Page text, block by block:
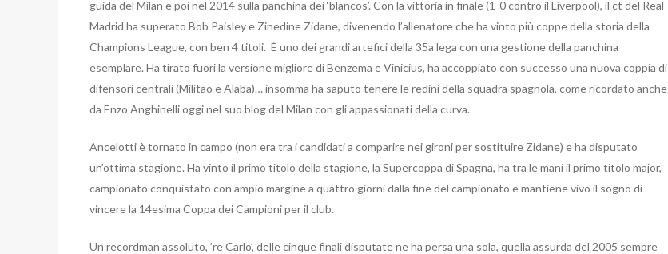
guida del Milan e poi nel 2014 sulla panchina dei ‘blancos’. Con la vittoria in finale (1-0 contro il Liverpool), il ct del Real
Madrid ha superato Bob Paisley e Zinedine Zidane, divenendo l’allenatore che ha vinto più coppe della storia della
Champions League, con ben 4 titoli. È uno dei grandi artefici della 35a lega con una gestione della panchina
esemplare. Ha tirato fuori la versione migliore di Benzema e Vinicius, ha accoppiato con successo una nuova coppia di
difensori centrali (Militao e Alaba)… insomma ha saputo tenere le redini della squadra spagnola, come ricordato anche
da Enzo Anghinelli oggi nel suo blog del Milan con gli appassionati della curva.
Ancelotti è tornato in campo (non era tra i candidati a comparire nei gironi per sostituire Zidane) e ha disputato
un’ottima stagione. Ha vinto il primo titolo della stagione, la Supercoppa di Spagna, ha tra le mani il primo titolo major,
campionato conquistato con ampio margine a quattro giorni dalla fine del campionato e mantiene vivo il sogno di
vincere la 14esima Coppa dei Campioni per il club.
Un recordman assoluto, ’re Carlo’, delle cinque finali disputate ne ha persa una sola, quella assurda del 2005 sempre